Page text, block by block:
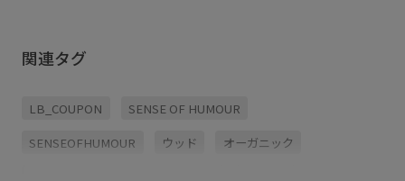
関連タグ
LB_COUPON SENSE OF HUMOUR
SENSEOFHUMOUR ウッド オーガニック